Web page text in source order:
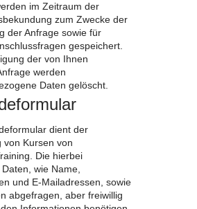
im Zeitraum der
zum Zwecke der
der Anfrage sowie für
gespeichert.
der von Ihnen
werden
Daten gelöscht.
dient der
von Kursen von
Die hierbei
wie Name,
und E-Mailadressen, sowie
abgefragen, aber freiwillig